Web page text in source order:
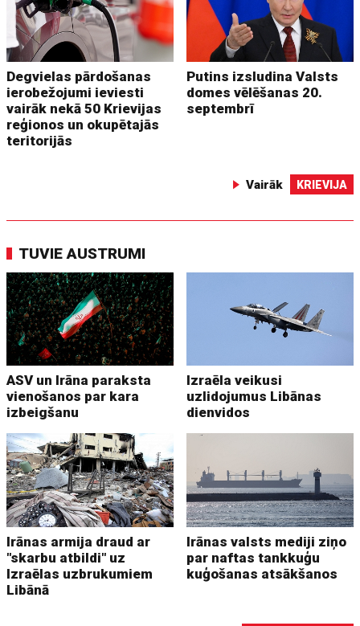
Degvielas pārdošanas
ierobežojumi ieviesti
vairāk nekā 50 Krievijas
reģionos un okupētajās
teritorijās
Putins izsludina Valsts
domes vēlēšanas 20.
septembrī
Vairāk KRIEVIJA
TUVIE AUSTRUMI
ASV un Irāna paraksta
vienošanos par kara
izbeigšanu
Izraēla veikusi
uzlidojumus Libānas
dienvidos
Irānas armija draud ar
"skarbu atbildi" uz
Izraēlas uzbrukumiem
Libānā
Irānas valsts mediji ziņo
par naftas tankkuģu
kuģošanas atsākšanos